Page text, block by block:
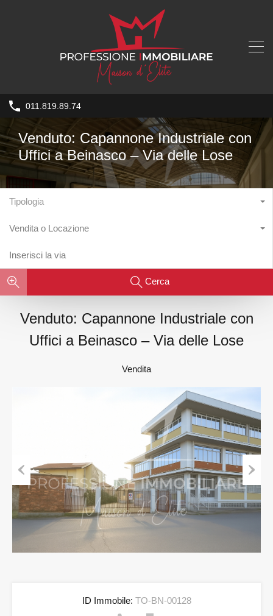
011.819.89.74
Venduto: Capannone Industriale con
Uffici a Beinasco – Via delle Lose
Tipologia
Vendita o Locazione
Cerca
Venduto: Capannone Industriale con
Uffici a Beinasco – Via delle Lose
Vendita
Previous Next
ID Immobile: TO-BN-00128